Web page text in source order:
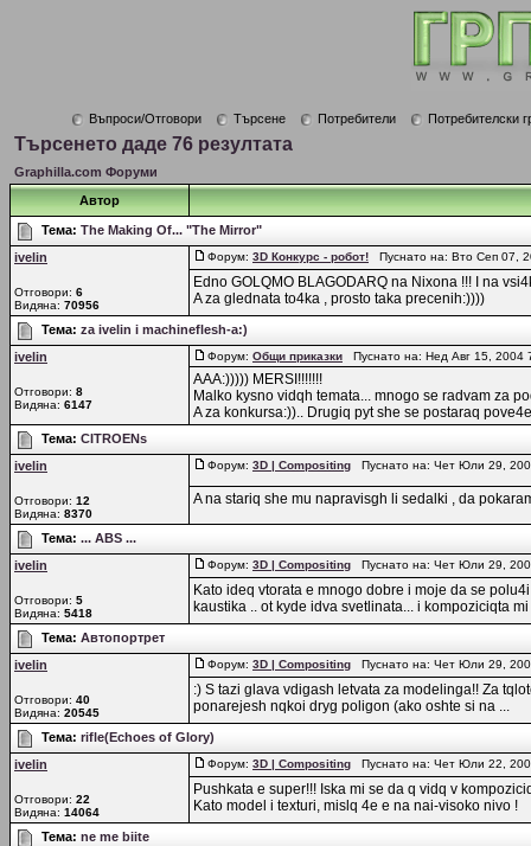
Въпроси/Отговори Търсене Потребители Потребителски
Търсенето даде 76 резултата
Graphilla.com Форуми
Автор
Тема: The Making Of... "The Mirror"
ivelin
Отговори: 6
Видяна: 70956
Форум: 3D Конкурс - робот! Пуснато на: Вто Сеп 07,
Edno GOLQMO BLAGODARQ na Nixona !!! I na
A za glednata to4ka , prosto taka precenih:))))
Тема: za ivelin i machineflesh-a:)
ivelin
Отговори: 8
Видяна: 6147
Форум: Общи приказки Пуснато на: Нед Авг 15,
AAA:))))) MERSI!!!!!!!
Malko kysno vidqh temata... mnogo se radvam za
A za konkursa:)).. Drugiq pyt she se postaraq
Тема: CITROENs
ivelin
Отговори: 12
Видяна: 8370
Форум: 3D | Compositing Пуснато на: Чет Юли 29,
A na stariq she mu napravisgh li sedalki , da
Тема: ... ABS ...
ivelin
Отговори: 5
Видяна: 5418
Форум: 3D | Compositing Пуснато на: Чет Юли 29,
Kato ideq vtorata e mnogo dobre i moje da se
kaustika .. ot kyde idva svetlinata... i kompoziciqta mi
Тема: Автопортрет
ivelin
Отговори: 40
Видяна: 20545
Форум: 3D | Compositing Пуснато на: Чет Юли 29,
:) S tazi glava vdigash letvata za modelinga!! Za
ponarejesh nqkoi dryg poligon (ako oshte si na ...
Тема: rifle(Echoes of Glory)
ivelin
Отговори: 22
Видяна: 14064
Форум: 3D | Compositing Пуснато на: Чет Юли 22,
Pushkata e super!!! Iska mi se da q vidq v
Kato model i texturi, mislq 4e e na nai-visoko nivo !
Тема: ne me biite